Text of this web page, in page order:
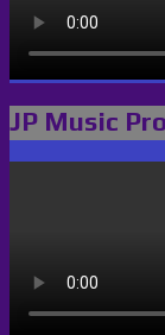
JP Music